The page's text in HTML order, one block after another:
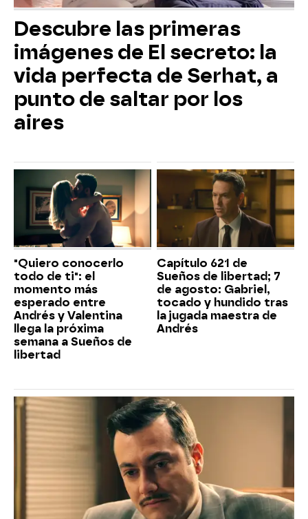
Descubre las primeras
imágenes de El secreto: la
vida perfecta de Serhat, a
punto de saltar por los
aires
"Quiero conocerlo
todo de ti": el
momento más
esperado entre
Andrés y Valentina
llega la próxima
semana a Sueños de
libertad
Capítulo 621 de
Sueños de libertad; 7
de agosto: Gabriel,
tocado y hundido tras
la jugada maestra de
Andrés